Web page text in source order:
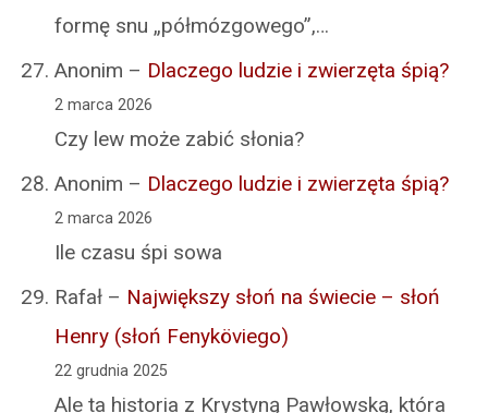
formę snu „półmózgowego”,…
Anonim – Dlaczego ludzie i zwierzęta śpią?
2 marca 2026
Czy lew może zabić słonia?
Anonim – Dlaczego ludzie i zwierzęta śpią?
2 marca 2026
Ile czasu śpi sowa
Rafał – Największy słoń na świecie – słoń
Henry (słoń Fenyköviego)
22 grudnia 2025
Ale ta historia z Krystyną Pawłowską, która